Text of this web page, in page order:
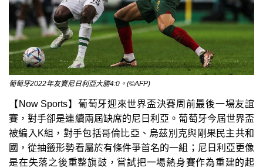
葡萄牙2022年友賽尼日利亞大勝4:0。(©AFP)
【Now Sports】葡萄牙迎來世界盃決賽周前最後一場友誼
賽，對手卻是連續兩屆缺席的尼日利亞。葡萄牙今屆世界盃
被編入K組，對手包括哥倫比亞、烏茲別克與剛果民主共和
國，從抽籤形勢看屬於有條件爭首名的一組；尼日利亞更像
是在失落之後重整旗鼓，嘗試把一場熱身賽作為重建的起